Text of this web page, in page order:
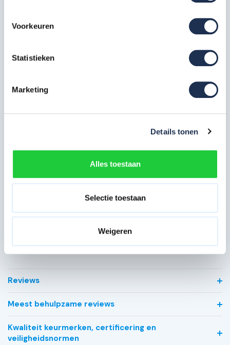
Voorkeuren
Statistieken
Marketing
Details tonen
Alles toestaan
Selectie toestaan
Weigeren
team
Specificaties
Artikelcode
14 meter
Platformlengte in
305 cm
Voorloopleuning
Dubbelzijdig (bij
losstaand gebruik)
Bekijk alle specificaties
Reviews
Meest behulpzame reviews
Kwaliteit keurmerken, certificering en
veiligheidsnormen